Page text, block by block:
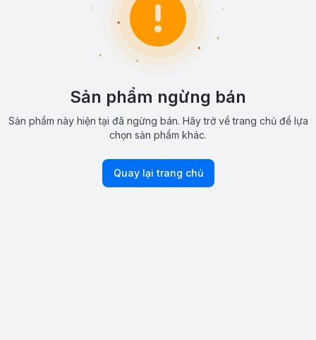
Sản phẩm ngừng bán
Sản phẩm này hiện tại đã ngừng bán. Hãy trở về trang chủ để lựa
chọn sản phẩm khác.
Quay lại trang chủ